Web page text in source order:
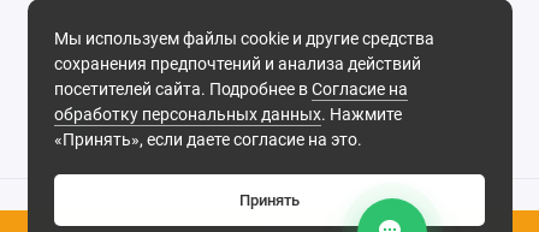
0
Мы используем файлы cookie и другие средства
сохранения предпочтений и анализа действий
посетителей сайта. Подробнее вСогласие на
обработку персональных данных. Нажмите
«Принять», если даете согласие на это.
Принять
Обратный звонок
620030, г. Екатеринбург, ул. Карьерная, д. 14, оф. 14.
Мы в сети